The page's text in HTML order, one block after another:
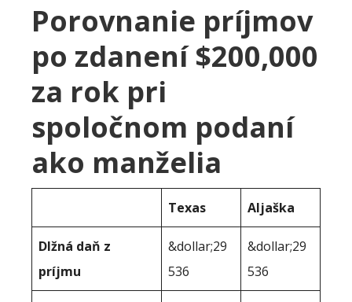
Porovnanie príjmov
po zdanení $200,000
za rok pri
spoločnom podaní
ako manželia
Texas Aljaška
Dlžná daň z
príjmu
&dollar;29
536
&dollar;29
536